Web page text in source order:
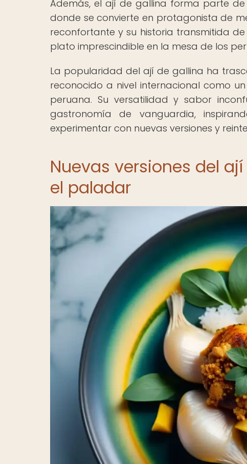
Además, el ají de gallina forma parte de
donde se convierte en protagonista de
reconfortante y su historia transmitida
plato imprescindible en la mesa de los
La popularidad del ají de gallina ha
reconocido a nivel internacional como
peruana. Su versatilidad y sabor
gastronomía de vanguardia,
experimentar con nuevas versiones y
Nuevas versiones del
el paladar